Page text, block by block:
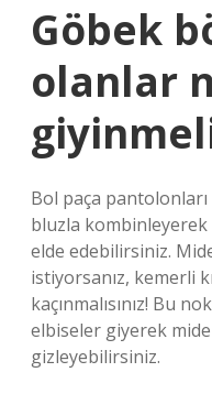
Göbek
olanlar
Bol paça
bluzla
elde edebilirsiniz.
istiyorsanız, kemerli
kaçınmalısınız! Bu
elbiseler giyerek
gizleyebilirsiniz.